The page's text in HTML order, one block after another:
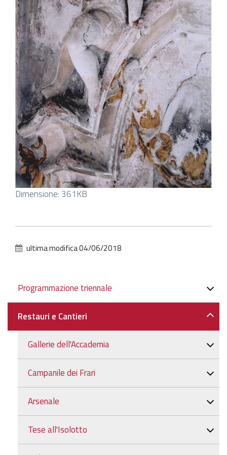
Clicca
alle
Dimensione: 361KB
ultima modifica04/06/2018
Navigazione
Programmazione triennale
Restauri e Cantieri
Gallerie dell'Accademia
Campanile dei Frari
Arsenale
Tese all'Isolotto